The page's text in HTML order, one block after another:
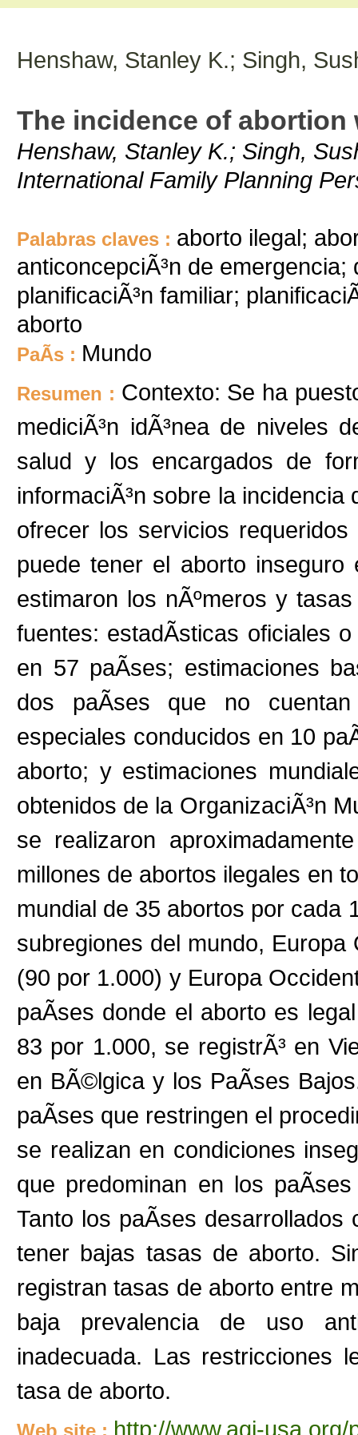
Henshaw, Stanley K.; Singh,
The incidence of abortion
Henshaw, Stanley K.; Singh,
International Family Planning
Palabras claves : aborto ilegal;
anticoncepciÃ³n de
planificaciÃ³n familiar;
aborto
PaÃ­s : Mundo
Resumen : Contexto: Se ha
mediciÃ³n idÃ³nea de niveles
salud y los encargados de
informaciÃ³n sobre la
ofrecer los servicios
puede tener el aborto
estimaron los nÃºmeros y
fuentes: estadÃ­sticas oficiales
en 57 paÃ­ses; estimaciones
dos paÃ­ses que no cuentan
especiales conducidos en 10
aborto; y estimaciones
obtenidos de la OrganizaciÃ³n
se realizaron
millones de abortos ilegales en
mundial de 35 abortos por cada
subregiones del mundo, Europa
(90 por 1.000) y Europa
paÃ­ses donde el aborto es
83 por 1.000, se registrÃ³ en
en BÃ©lgica y los PaÃ­ses
paÃ­ses que restringen el
se realizan en condiciones
que predominan en los
Tanto los paÃ­ses
tener bajas tasas de aborto.
registran tasas de aborto entre
baja prevalencia de uso
inadecuada. Las restricciones
tasa de aborto.
Web site : http://www.agi-